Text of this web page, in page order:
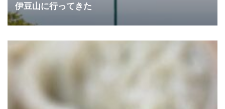
伊豆山に行ってきた